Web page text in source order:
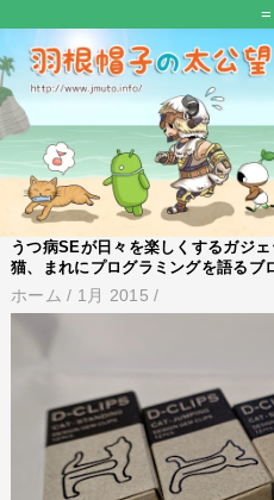
=
うつ病SEが日々を楽しくするガジ
猫、まれにプログラミングを語るブ
ホーム / 1月 2015 /